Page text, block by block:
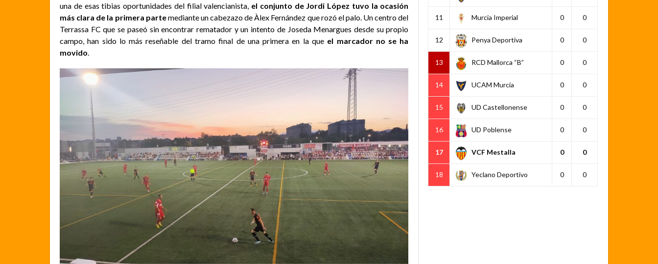
una de esas tibias oportunidades del filial valencianista, el conjunto de Jordi López tuvo la ocasión
más clara de la primera partemediante un cabezazo de Àlex Fernández que rozó el palo. Un centro del
Terrassa FC que se paseó sin encontrar rematador y un intento de Joseda Menargues desde su propio
campo, han sido lo más reseñable del tramo final de una primera en la que el marcador no se ha
movido.
11 Murcia Imperial 0 0
12 Penya Deportiva 0 0
13 RCD Mallorca “B” 0 0
14 UCAM Murcia 0 0
15 UD Castellonense 0 0
16 UD Poblense 0 0
17 VCF Mestalla 0 0
18 Yeclano Deportivo 0 0